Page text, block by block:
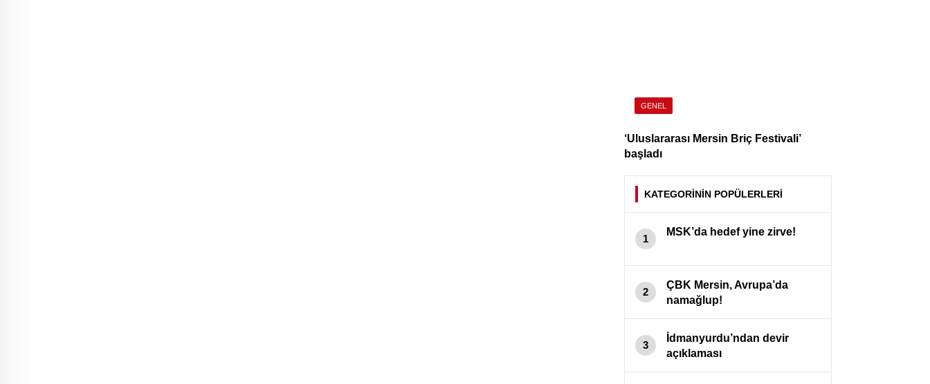
GENEL
‘Uluslararası Mersin Briç Festivali’
başladı
KATEGORİNİN POPÜLERLERİ
1
MSK’da hedef yine zirve!
2
ÇBK Mersin, Avrupa’da
namağlup!
3
İdmanyurdu’ndan devir
açıklaması